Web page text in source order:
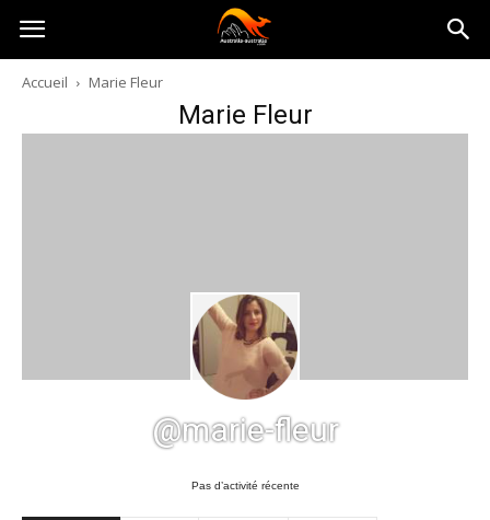
Australia-
australie.com
Accueil Marie Fleur
Marie Fleur
@marie-fleur
Pas d’activité récente